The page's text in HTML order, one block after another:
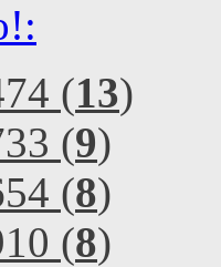
(13)
(9)
(8)
(8)